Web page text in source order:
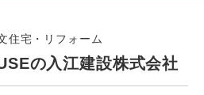
住宅・リフォーム
の入江建設株式会社